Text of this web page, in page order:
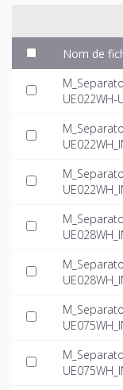
Nom de
UE022WH-